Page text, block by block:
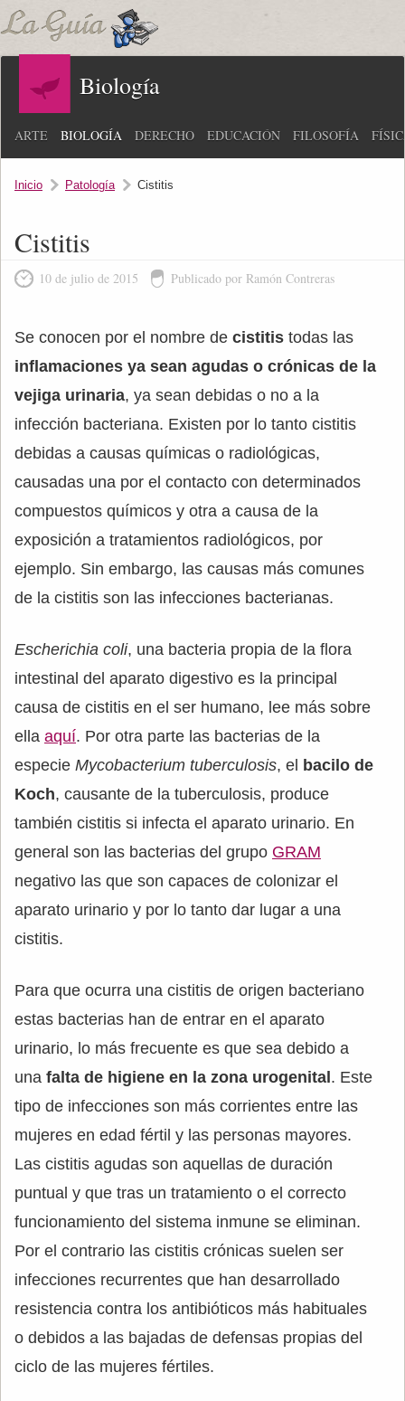
Biología
ARTE BIOLOGÍA DERECHO EDUCACIÓN FILOSOFÍA
Inicio Patología Cistitis
Cistitis
10 de julio de 2015 Publicado por Ramón Contreras
Se conocen por el nombre de cistitis todas las
inflamaciones ya sean agudas o crónicas de la
vejiga urinaria, ya sean debidas o no a la
infección bacteriana. Existen por lo tanto cistitis
debidas a causas químicas o radiológicas,
causadas una por el contacto con determinados
compuestos químicos y otra a causa de la
exposición a tratamientos radiológicos, por
ejemplo. Sin embargo, las causas más comunes
de la cistitis son las infecciones bacterianas.
Escherichia coli, una bacteria propia de la flora
intestinal del aparato digestivo es la principal
causa de cistitis en el ser humano, lee más sobre
ella aquí. Por otra parte las bacterias de la
especie Mycobacterium tuberculosis, el bacilo de
Koch, causante de la tuberculosis, produce
también cistitis si infecta el aparato urinario. En
general son las bacterias del grupo GRAM
negativo las que son capaces de colonizar el
aparato urinario y por lo tanto dar lugar a una
cistitis.
Para que ocurra una cistitis de origen bacteriano
estas bacterias han de entrar en el aparato
urinario, lo más frecuente es que sea debido a
una falta de higiene en la zona urogenital . Este
tipo de infecciones son más corrientes entre las
mujeres en edad fértil y las personas mayores.
Las cistitis agudas son aquellas de duración
puntual y que tras un tratamiento o el correcto
funcionamiento del sistema inmune se eliminan.
Por el contrario las cistitis crónicas suelen ser
infecciones recurrentes que han desarrollado
resistencia contra los antibióticos más habituales
o debidos a las bajadas de defensas propias del
ciclo de las mujeres fértiles.